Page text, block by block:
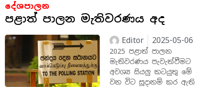
දේශපාලන
පළාත් පාලන මැතිවරණය අද
Editor 2025-05-06
2025 පළාත් පාලන
මැතිවරණය පැවැත්වීමට
අවශ්‍ය සියලු කටයුතු මේ
වන විට සූදානම් කර ඇති